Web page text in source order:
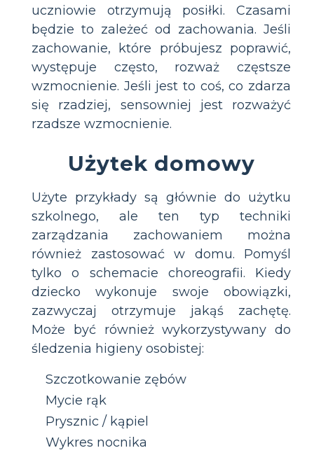
uczniowie otrzymują posiłki. Czasami
będzie to zależeć od zachowania. Jeśli
zachowanie, które próbujesz poprawić,
występuje często, rozważ częstsze
wzmocnienie. Jeśli jest to coś, co zdarza
się rzadziej, sensowniej jest rozważyć
rzadsze wzmocnienie.
Użytek domowy
Użyte przykłady są głównie do użytku
szkolnego, ale ten typ techniki
zarządzania zachowaniem można
również zastosować w domu. Pomyśl
tylko o schemacie choreografii. Kiedy
dziecko wykonuje swoje obowiązki,
zazwyczaj otrzymuje jakąś zachętę.
Może być również wykorzystywany do
śledzenia higieny osobistej:
Szczotkowanie zębów
Mycie rąk
Prysznic / kąpiel
Wykres nocnika